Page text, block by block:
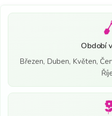
Období
Březen, Duben, Květen,